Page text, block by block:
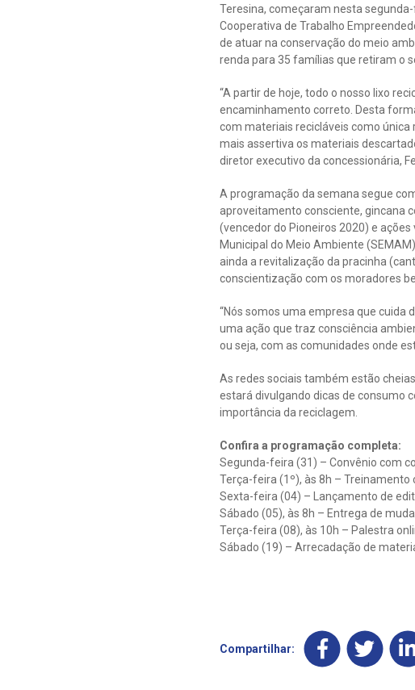
Teresina, começaram nesta
Cooperativa de Trabalho
de atuar na conservação do meio
renda para 35 famílias que retiram o
“A partir de hoje, todo o nosso lixo
encaminhamento correto. Desta
com materiais recicláveis como
mais assertiva os materiais
diretor executivo da concessionária,
A programação da semana segue
aproveitamento consciente, gincana
(vencedor do Pioneiros 2020) e
Municipal do Meio Ambiente
ainda a revitalização da pracinha
conscientização com os moradores
“Nós somos uma empresa que
uma ação que traz consciência
ou seja, com as comunidades onde
As redes sociais também estão
estará divulgando dicas de consumo
importância da reciclagem.
Confira a programação completa:
Segunda-feira (31) – Convênio com
Terça-feira (1º), às 8h –
Sexta-feira (04) – Lançamento de
Sábado (05), às 8h – Entrega de
Terça-feira (08), às 10h – Palestra
Sábado (19) – Arrecadação de
Compartilhar: